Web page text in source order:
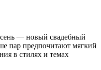
— новый свадебный
пар предпочитают мягкий
в стилях и темах